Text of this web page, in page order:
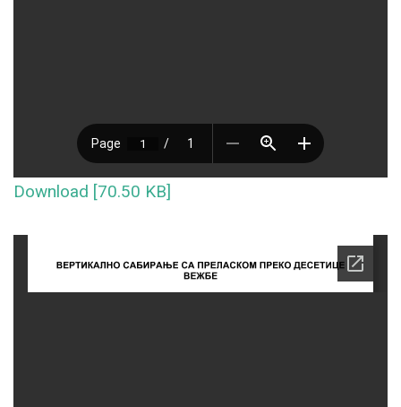
Download [70.50 KB]